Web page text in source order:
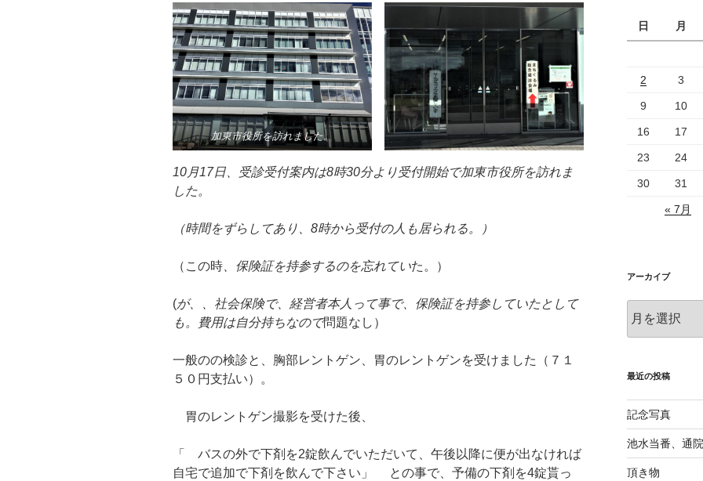
加東市役所を訪れました。
10月17日、受診受付案内は8時30分より受付開始で加東市役所を訪れま
した。
（時間をずらしてあり、8時から受付の人も居られる。）
（この時、保険証を持参するのを忘れていた。）
(が、、社会保険で、経営者本人って事で、保険証を持参していたとして
も。費用は自分持ちなので問題なし）
一般のの検診と、胸部レントゲン、胃のレントゲンを受けました（７１
５０円支払い）。
胃のレントゲン撮影を受けた後、
「 バスの外で下剤を2錠飲んでいただいて、午後以降に便が出なければ
自宅で追加で下剤を飲んで下さい」 との事で、予備の下剤を4錠貰っ
日
月
2 3
9 10
16 17
23 24
30 31
« 7月
アーカイブ
ー
ブ
最近の投稿
記念写真
池水当番、通院
頂き物